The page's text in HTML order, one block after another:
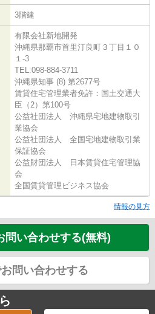
3階建
有限会社新地開発
沖縄県那覇市首里汀良町３丁目１０
１-3
TEL:098-884-3711
沖縄県知事 (8) 第2677号
賃貸住宅管理業者免許：国土交通大
臣（2）第100号
公益社団法人 沖縄県宅地建物取引
業協会
公益社団法人 全国宅地建物取引業
保証協会
公益財団法人 日本賃貸住宅管理協
会
全国賃貸管理ビジネス協会
情報の見方
問い合わせする(無料)
問い合わせする